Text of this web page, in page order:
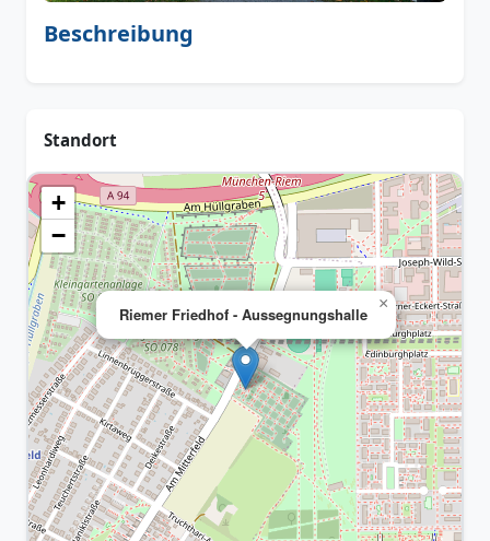
Beschreibung
Standort
Riemer Friedhof - Aussegnungshalle
×
+
−